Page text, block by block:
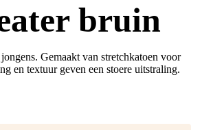
bruin
Gemaakt van stretchkatoen voor
en textuur geven een stoere uitstraling.